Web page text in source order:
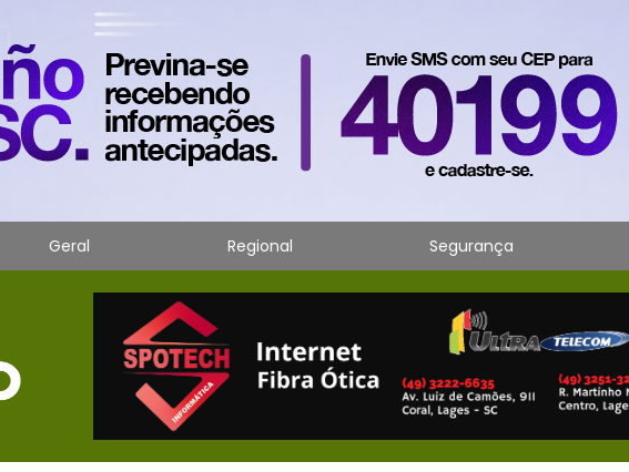
Geral Regional Segurança